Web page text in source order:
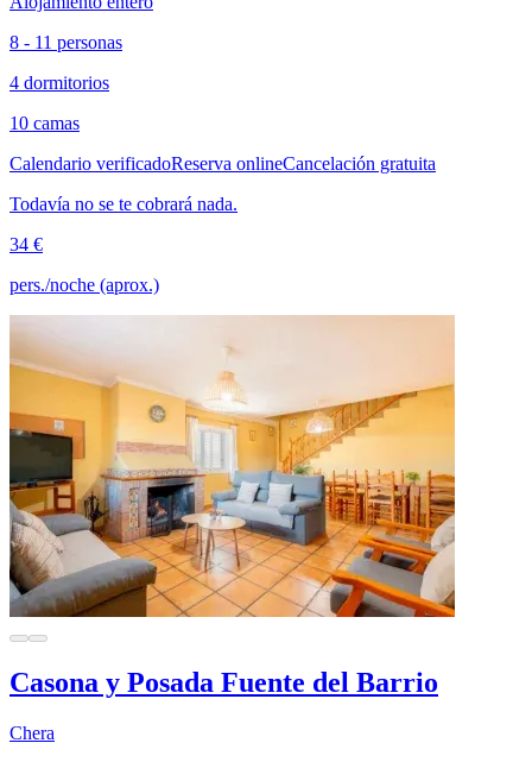
8 - 11 personas
4 dormitorios
10 camas
Calendario verificadoReserva onlineCancelación gratuita
Todavía no se te cobrará nada.
34 €
pers./noche (aprox.)
Casona y Posada Fuente del Barrio
Chera